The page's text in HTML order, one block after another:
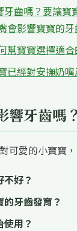
齒嗎？要讓寶
會影響寶寶的牙
幫寶寶選擇適合
已經對安撫奶
響牙齒嗎
可愛的小寶寶
好？
牙齒發育？
用？